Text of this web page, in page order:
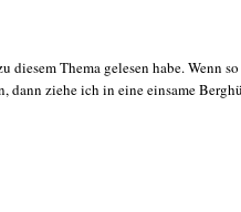
diesem Thema gelesen habe. Wenn so
dann ziehe ich in eine einsame